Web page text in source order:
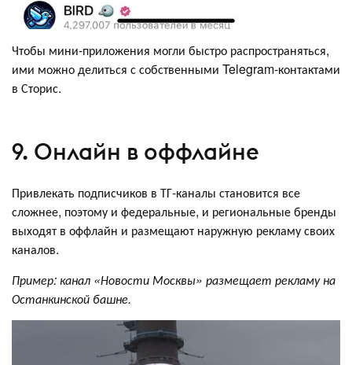
Чтобы мини-приложения могли быстро распространяться,
ими можно делиться с собственными Telegram-контактами
в Сторис.
9. Онлайн в оффлайне
Привлекать подписчиков в ТГ-каналы становится все
сложнее, поэтому и федеральные, и региональные бренды
выходят в оффлайн и размещают наружную рекламу своих
каналов.
Пример: канал «Новости Москвы» размещает рекламу на
Останкинской башне.